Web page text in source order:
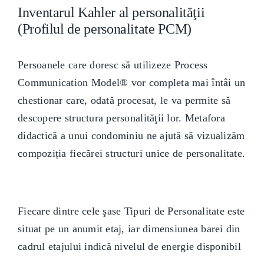
Inventarul Kahler al personalităţii
(Profilul de personalitate PCM)
Persoanele care doresc să utilizeze Process
Communication Model® vor completa mai întâi un
chestionar care, odată procesat, le va permite să
descopere structura personalităţii lor. Metafora
didactică a unui condominiu ne ajută să vizualizăm
compoziția fiecărei structuri unice de personalitate.
Fiecare dintre cele şase Tipuri de Personalitate este
situat pe un anumit etaj, iar dimensiunea barei din
cadrul etajului indică nivelul de energie disponibil